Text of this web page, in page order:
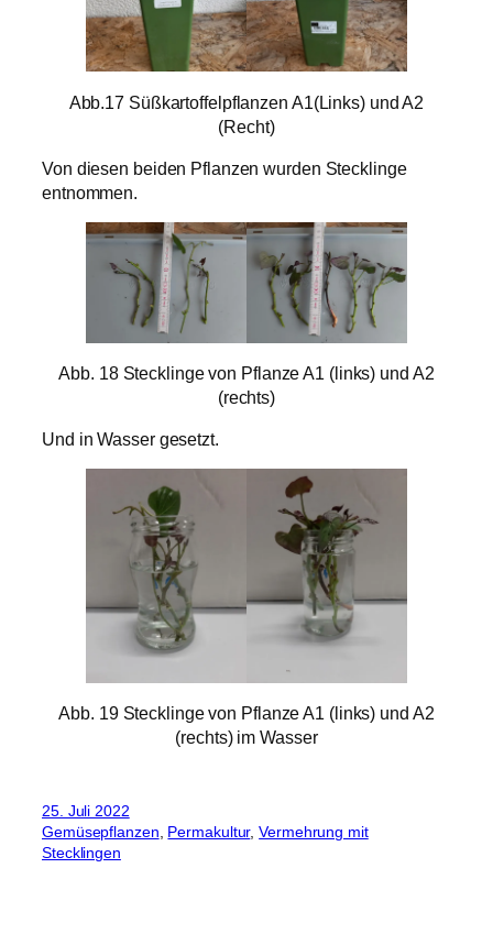
Abb.17 Süßkartoffelpflanzen A1(Links) und A2
(Recht)
Von diesen beiden Pflanzen wurden Stecklinge
entnommen.
Abb. 18 Stecklinge von Pflanze A1 (links) und A2
(rechts)
Und in Wasser gesetzt.
Abb. 19 Stecklinge von Pflanze A1 (links) und A2
(rechts) im Wasser
25. Juli 2022
Gemüsepflanzen Permakultur, Vermehrung mit
Stecklingen